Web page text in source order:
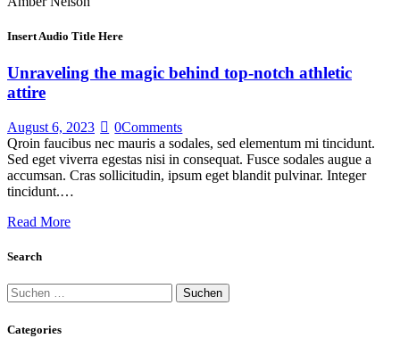
Insert Audio Title Here
Unraveling the magic behind top-notch athletic
attire
August 6, 2023 0Comments
Qroin faucibus nec mauris a sodales, sed elementum mi tincidunt.
Sed eget viverra egestas nisi in consequat. Fusce sodales augue a
accumsan. Cras sollicitudin, ipsum eget blandit pulvinar. Integer
tincidunt.…
Read More
Search
Suchen
nach:
Categories